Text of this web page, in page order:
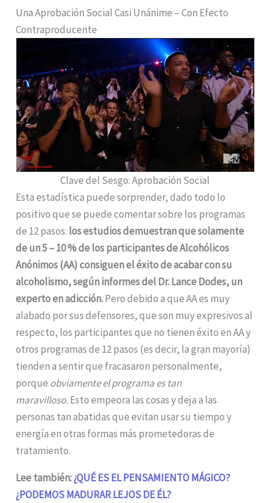
Una Aprobación Social Casi Unánime – Con Efecto
Contraproducente
Clave del Sesgo: Aprobación Social
Esta estadística puede sorprender, dado todo lo
positivo que se puede comentar sobre los programas
de 12 pasos: los estudios demuestran quesolamente
de un 5 – 10 % de los participantes de Alcohólicos
Anónimos (AA) consiguen el éxito de acabar con su
alcoholismo, según informes del Dr. Lance Dodes, un
experto en adicción.Pero debido a que AA es muy
alabado por sus defensores, que son muy expresivos al
respecto, los participantes que no tienen éxito en AA y
otros programas de 12 pasos (es decir, la gran mayoría)
tienden a sentir que fracasaron personalmente,
porque obviamente el programa es tan
maravilloso.Esto empeora las cosas y deja a las
personas tan abatidas que evitan usar su tiempo y
energía en otras formas más prometedoras de
tratamiento.
Lee también:¿QUÉ ES EL PENSAMIENTO MÁGICO?
¿PODEMOS MADURAR LEJOS DE ÉL?